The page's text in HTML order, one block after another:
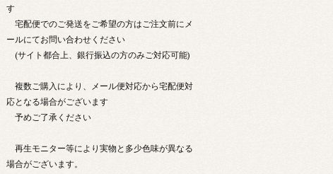
す
宅配便でのご発送をご希望の方はご注文前にメ
ールにてお問い合わせください
(サイト都合上、銀行振込の方のみご対応可能)
複数ご購入により、メール便対応から宅配便対
応となる場合がございます
予めご了承ください
再生モニター等により実物と多少色味が異なる
場合がございます。